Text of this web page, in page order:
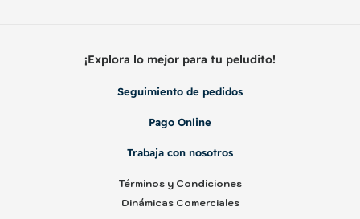
¡Explora lo mejor para tu peludito!
Seguimiento de pedidos
Pago Online
Trabaja con nosotros
Términos y Condiciones
Dinámicas Comerciales